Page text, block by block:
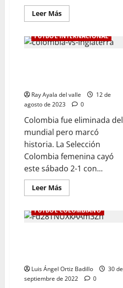
Leer Más
FÚTBOL INTERNACIONAL
Ray Ayala del valle
12 de
agosto de 2023
0
Colombia fue eliminada del
mundial pero marcó
historia. La Selección
Colombia femenina cayó
este sábado 2-1 con...
Leer Más
FÚTBOL COLOMBIANO
Luis Ángel Ortiz Badillo
30 de
septiembre de 2022
0